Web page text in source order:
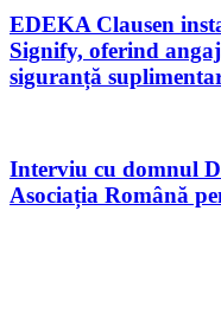
EDEKA Clausen
Signify, oferind
siguranță
Interviu cu domnul
Asociația Română